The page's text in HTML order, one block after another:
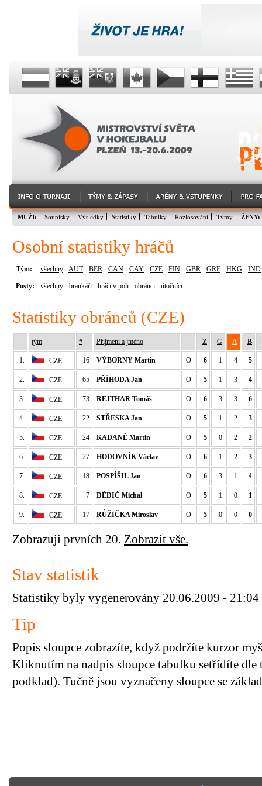
MUŽI: Soupisky Výsledky Statistiky Tabulky Rozlosování Týmy ŽENY:
Osobní statistiky hráčů
Tým: všechny -AUT- BER - CAN - CAY - CZE - FIN - GBR - GRE - HKG - IND
Posty: všechny - brankáři - hráči v poli - obránci - útočníci
Statistiky obránců (CZE)
tým # Příjmení a jméno Z G A B
1. CZE 16 VÝBORNÝ Martin O 6 1 4 5
2. CZE 65 PŘÍHODA Jan O 5 1 3 4
3. CZE 73 REJTHAR Tomáš O 6 3 3 6
4. CZE 22 STŘESKA Jan O 5 1 2 3
5. CZE 24 KADANĚ Martin O 5 0 2 2
6. CZE 27 HODOVNÍK Václav O 6 1 2 3
7. CZE 18 POSPÍŠIL Jan O 6 3 1 4
8. CZE 7 DĚDIČ Michal O 5 1 0 1
9. CZE 17 RŮŽIČKA Miroslav O 5 0 0 0
Zobrazuji prvních 20. Zobrazit vše.
Stav statistik
Statistiky byly vygenerovány 20.06.2009 - 21:04
Tip
Popis sloupce zobrazíte, když podržíte kurzor
Kliknutím na nadpis sloupce tabulku setřídíte dle
podklad). Tučně jsou vyznačeny sloupce se